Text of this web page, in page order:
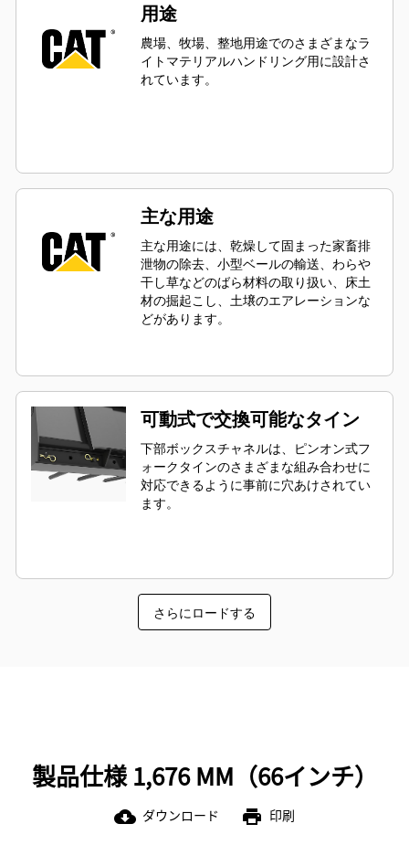
用途
農場、牧場、整地用途でのさまざまなラ
イトマテリアルハンドリング用に設計さ
れています。
主な用途
主な用途には、乾燥して固まった家畜排
泄物の除去、小型ベールの輸送、わらや
干し草などのばら材料の取り扱い、床土
材の掘起こし、土壌のエアレーションな
どがあります。
可動式で交換可能なタイン
下部ボックスチャネルは、ピンオン式フ
ォークタインのさまざまな組み合わせに
対応できるように事前に穴あけされてい
ます。
さらにロードする
製品仕様 1,676 MM（66インチ）
cloud_download ダウンロード print 印刷